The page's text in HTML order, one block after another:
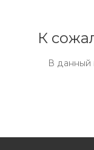
К
В данный